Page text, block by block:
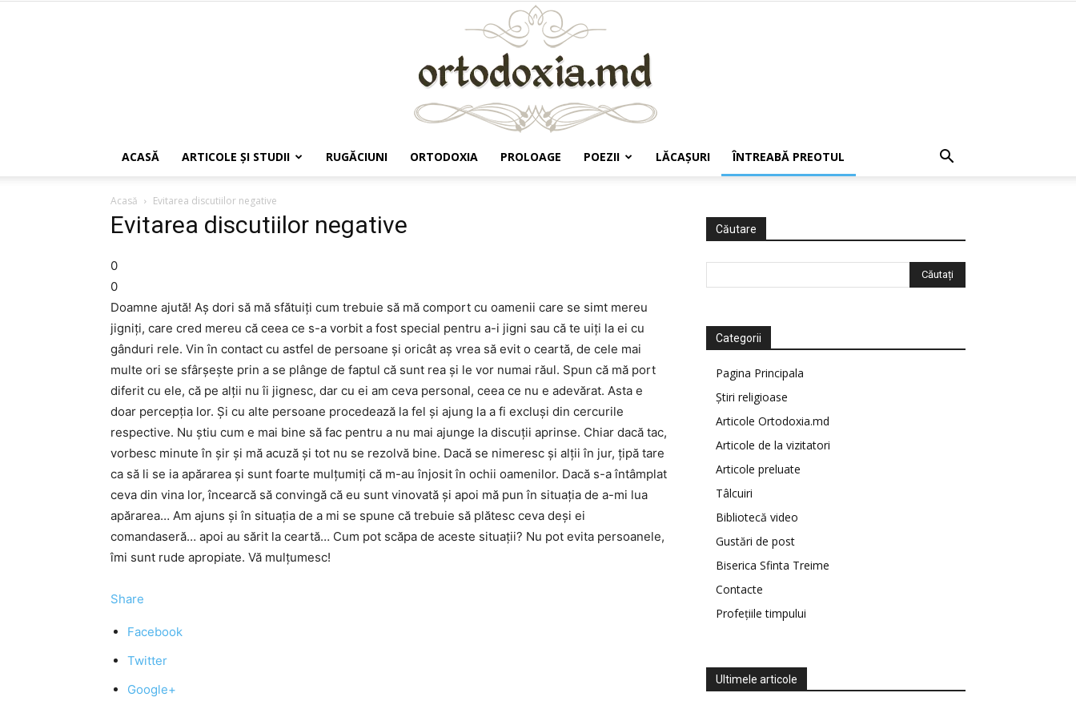
ACASĂ ARTICOLE ŞI STUDII RUGĂCIUNI ORTODOXIA PROLOAGE POEZII LĂCAŞURI ÎNTREABĂ PREOTUL
Acasă Evitarea discutiilor negative
Evitarea discutiilor negative
0
0
Doamne ajută! Aș dori să mă sfătuiți cum trebuie să mă comport cu oamenii care se simt mereu
jigniți, care cred mereu că ceea ce s-a vorbit a fost special pentru a-i jigni sau că te uiți la ei cu
gânduri rele. Vin în contact cu astfel de persoane și oricât aș vrea să evit o ceartă, de cele mai
multe ori se sfârșește prin a se plânge de faptul că sunt rea și le vor numai răul. Spun că mă port
diferit cu ele, că pe alții nu îi jignesc, dar cu ei am ceva personal, ceea ce nu e adevărat. Asta e
doar percepția lor. Și cu alte persoane procedează la fel și ajung la a fi excluși din cercurile
respective. Nu știu cum e mai bine să fac pentru a nu mai ajunge la discuții aprinse. Chiar dacă tac,
vorbesc minute în șir și mă acuză și tot nu se rezolvă bine. Dacă se nimeresc și alții în jur, țipă tare
ca să li se ia apărarea și sunt foarte mulțumiți că m-au înjosit în ochii oamenilor. Dacă s-a întâmplat
ceva din vina lor, încearcă să convingă că eu sunt vinovată și apoi mă pun în situația de a-mi lua
apărarea… Am ajuns și în situația de a mi se spune că trebuie să plătesc ceva deși ei
comandaseră… apoi au sărit la ceartă… Cum pot scăpa de aceste situații? Nu pot evita persoanele,
îmi sunt rude apropiate. Vă mulțumesc!
Share
Facebook
Twitter
Google+
Căutare
Categorii
Pagina Principala
Știri religioase
Articole Ortodoxia.md
Articole de la vizitatori
Articole preluate
Tâlcuiri
Bibliotecă video
Gustări de post
Biserica Sfinta Treime
Contacte
Profețiile timpului
Ultimele articole